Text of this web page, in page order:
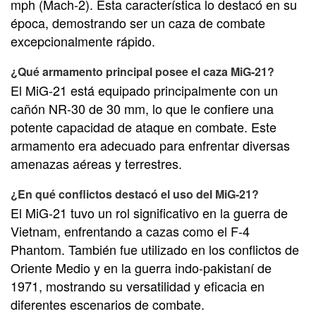
mph (Mach-2). Esta característica lo destacó en su
época, demostrando ser un caza de combate
excepcionalmente rápido.
¿Qué armamento principal posee el caza MiG-21?
El MiG-21 está equipado principalmente con un
cañón NR-30 de 30 mm, lo que le confiere una
potente capacidad de ataque en combate. Este
armamento era adecuado para enfrentar diversas
amenazas aéreas y terrestres.
¿En qué conflictos destacó el uso del MiG-21?
El MiG-21 tuvo un rol significativo en la guerra de
Vietnam, enfrentando a cazas como el F-4
Phantom. También fue utilizado en los conflictos de
Oriente Medio y en la guerra indo-pakistaní de
1971, mostrando su versatilidad y eficacia en
diferentes escenarios de combate.